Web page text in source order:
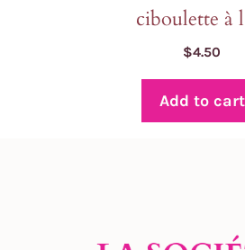
ciboulette à
$4.50
Add to cart